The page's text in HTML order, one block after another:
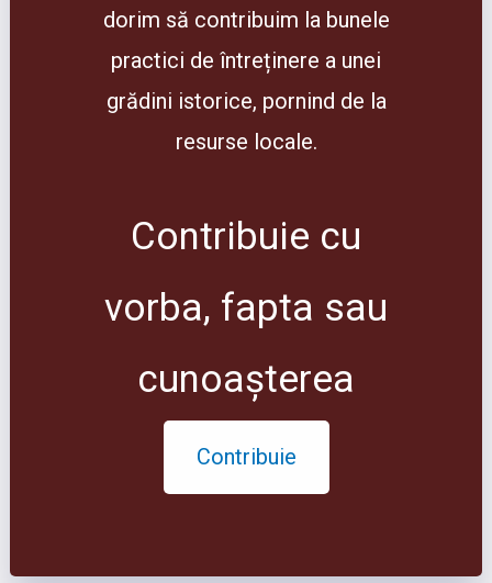
dorim să contribuim la bunele
practici de întreținere a unei
grădini istorice, pornind de la
resurse locale.
Contribuie cu
vorba, fapta sau
cunoașterea
Contribuie